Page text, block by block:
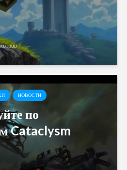
НОВОСТИ
по
Cataclysm